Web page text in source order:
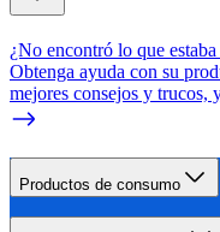
¿No encontró lo que
Obtenga ayuda con su
mejores consejos y trucos,
Productos de consumo